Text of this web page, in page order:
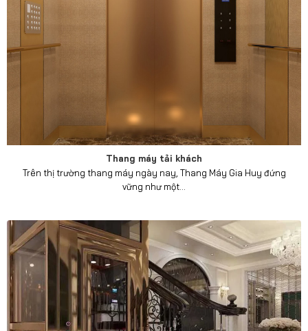
Thang máy tải khách
Trên thị trường thang máy ngày nay, Thang Máy Gia Huy đứng
vững như một...